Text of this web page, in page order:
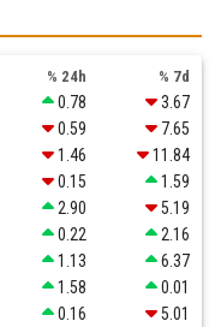
% 24h % 7d
0.78
3.67
0.59
7.65
1.46
11.84
0.15
1.59
2.90
5.19
0.22
2.16
1.13
6.37
1.58
0.01
0.16
5.01